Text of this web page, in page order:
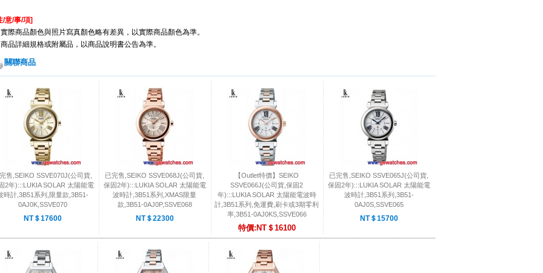
/意/事/項]
際商品顏色與照片寫真顏色略有差異，以實際商品顏色為準。
品詳細規格或附屬品，以商品說明書公告為準。
關聯商品
售,SEIKO SSVE070J(公司貨,
2年):::LUKIA SOLAR 太陽能電
時計,3B51系列,限量款,3B51-
0AJ0K,SSVE070
NT＄17600
已完售,SEIKO SSVE068J(公司貨,
保固2年):::LUKIA SOLAR 太陽能電
波時計,3B51系列,XMAS限量
款,3B51-0AJ0P,SSVE068
NT＄22300
【Outlet特價】SEIKO
SSVE066J(公司貨,保固2
年):::LUKIA SOLAR 太陽能電波時
計,3B51系列,免運費,刷卡或3期零利
率,3B51-0AJ0KS,SSVE066
特價:NT＄16100
已完售,SEIKO SSVE065J(公司貨,
保固2年):::LUKIA SOLAR 太陽能電
波時計,3B51系列,3B51-
0AJ0S,SSVE065
NT＄15700